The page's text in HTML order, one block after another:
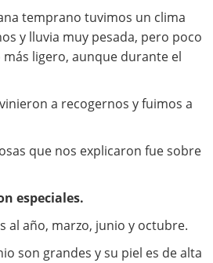
temprano tuvimos un clima
y lluvia muy pesada, pero poco
más ligero, aunque durante el
a recogernos y fuimos a
que nos explicaron fue sobre
especiales.
al año, marzo, junio y octubre.
son grandes y su piel es de alta